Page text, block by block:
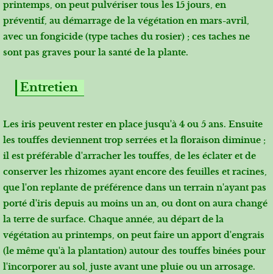
printemps, on peut pulvériser tous les 15 jours, en
préventif, au démarrage de la végétation en mars-avril,
avec un fongicide (type taches du rosier) ; ces taches ne
sont pas graves pour la santé de la plante.
Entretien
Les iris peuvent rester en place jusqu'à 4 ou 5 ans. Ensuite
les touffes deviennent trop serrées et la floraison diminue ;
il est préférable d'arracher les touffes, de les éclater et de
conserver les rhizomes ayant encore des feuilles et racines,
que l'on replante de préférence dans un terrain n'ayant pas
porté d'iris depuis au moins un an, ou dont on aura changé
la terre de surface. Chaque année, au départ de la
végétation au printemps, on peut faire un apport d'engrais
(le même qu'à la plantation) autour des touffes binées pour
l'incorporer au sol, juste avant une pluie ou un arrosage.